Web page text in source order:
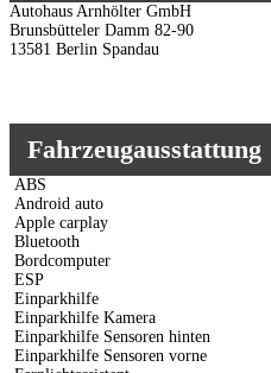
Autohaus Arnhölter GmbH
Brunsbütteler Damm 82-90
13581 Berlin Spandau
Fahrzeugausstattung
ABS
Android auto
Apple carplay
Bluetooth
Bordcomputer
ESP
Einparkhilfe
Einparkhilfe Kamera
Einparkhilfe Sensoren hinten
Einparkhilfe Sensoren vorne